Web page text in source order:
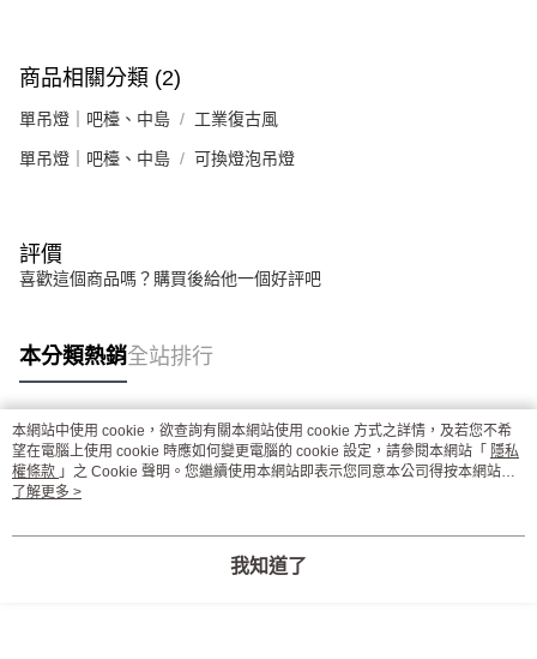
商品相關分類 (2)
單吊燈｜吧檯、中島 工業復古風
單吊燈｜吧檯、中島 可換燈泡吊燈
評價
喜歡這個商品嗎？購買後給他一個好評吧
本分類熱銷全站排行
熱門標籤
本網站中使用 cookie，欲查詢有關本網站使用 cookie 方式之詳情，及若您不希
望在電腦上使用 cookie 時應如何變更電腦的 cookie 設定，請參閱本網站「 隱私
權條款 」之 Cookie 聲明。您繼續使用本網站即表示您同意本公司得按本網站使
用條款之 Cookie 聲明使用 cookie。
了解更多 >
我知道了